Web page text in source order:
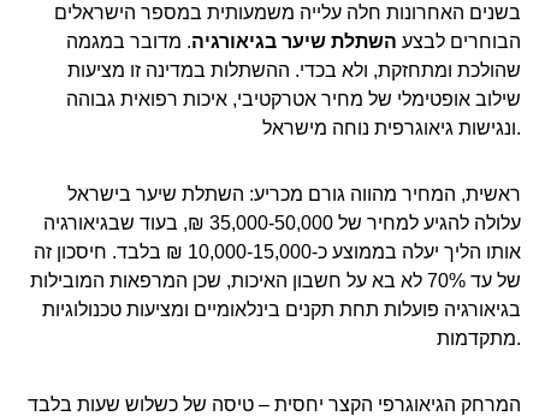
בשנים האחרונות חלה עלייה משמעותית במספר הישראלים
הבוחרים לבצע השתלת שיער בגיאורגיה. מדובר במגמה
שהולכת ומתחזקת, ולא בכדי. ההשתלות במדינה זו מציעות
שילוב אופטימלי של מחיר אטרקטיבי, איכות רפואית גבוהה
ונגישות גיאוגרפית נוחה מישראל.
ראשית, המחיר מהווה גורם מכריע: השתלת שיער בישראל
עלולה להגיע למחיר של 35,000-50,000 ₪, בעוד שבגיאורגיה
אותו הליך יעלה בממוצע כ-10,000-15,000 ₪ בלבד. חיסכון זה
של עד 70% לא בא על חשבון האיכות, שכן המרפאות המובילות
בגיאורגיה פועלות תחת תקנים בינלאומיים ומציעות טכנולוגיות
מתקדמות.
המרחק הגיאוגרפי הקצר יחסית – טיסה של כשלוש שעות בלבד